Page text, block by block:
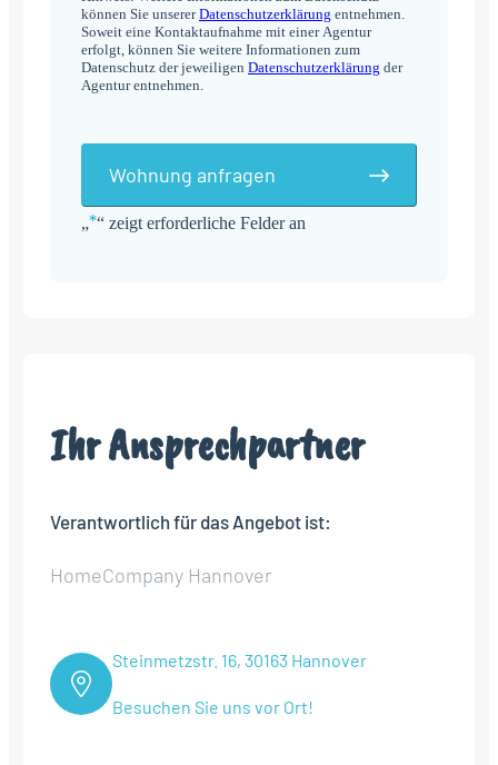
„*“ zeigt erforderliche Felder an
können Sie unsererDatenschutzerklärung entnehmen.
Soweit eine Kontaktaufnahme mit einer Agentur
erfolgt, können Sie weitere Informationen zum
Datenschutz der jeweiligen Datenschutzerklärung der
Agentur entnehmen.
Wohnung anfragen
Ihr Ansprechpartner
Verantwortlich für das Angebot ist:
HomeCompany Hannover
Steinmetzstr. 16, 30163 Hannover
Besuchen Sie uns vor Ort!